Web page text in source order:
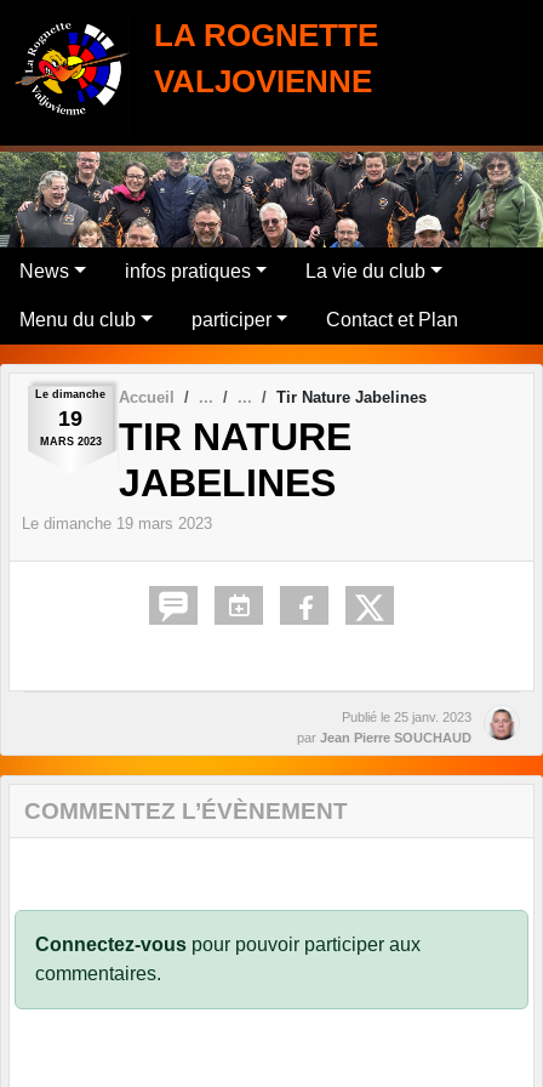
LA ROGNETTE
VALJOVIENNE
News infos pratiques La vie du club
Menu du club participer Contact et Plan
Le dimanche
19
MARS 2023
Accueil Tir Nature Jabelines
TIR NATURE
JABELINES
Le dimanche 19 mars 2023
Publié le 25 janv. 2023
par Jean Pierre SOUCHAUD
COMMENTEZ L’ÉVÈNEMENT
Connectez-vous pour pouvoir participer aux
commentaires.